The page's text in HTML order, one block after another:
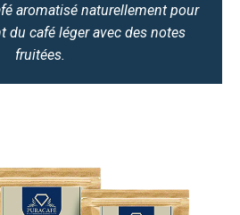
aromatisé naturellement pour
du café léger avec des notes
fruitées.